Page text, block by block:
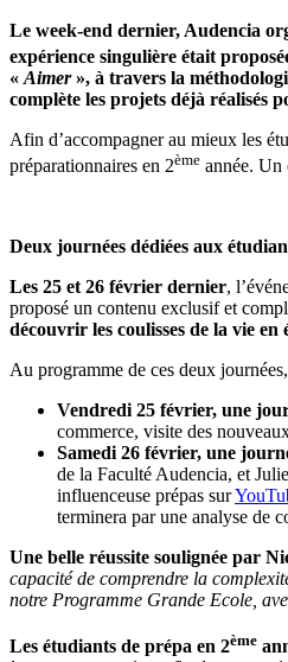
Le week-end dernier, Audencia
expérience singulière était
« Aimer», à travers la
complète les projets déjà réalisés
Afin d’accompagner au mieux les
préparationnaires en 2ème année. Un
Deux journées dédiées aux
Les 25 et 26 février dernier,
proposé un contenu exclusif et
découvrir les coulisses de la vie en
Au programme de ces deux
Vendredi 25 février, une
commerce, visite des
Samedi 26 février, une
de la Faculté Audencia, et
influenceuse prépas sur
terminera par une analyse de
Une belle réussite soulignée par
capacité de comprendre la
notre Programme Grande Ecole,
Les étudiants de prépa en 2ème